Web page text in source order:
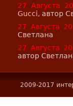
27 Августа
Gucci, автор
27 Августа
Светлана
27 Августа
автор
2009-2017